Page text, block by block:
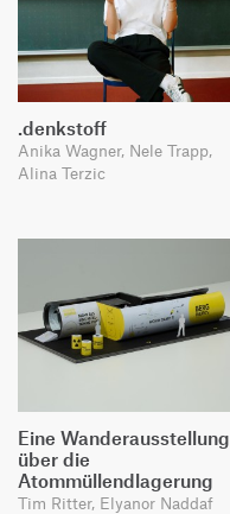
.denkstoff
Anika Wagner, Nele Trapp,
Alina Terzic
Eine Wanderausstellung
über die
Atommüllendlagerung
Tim Ritter, Elyanor Naddaf